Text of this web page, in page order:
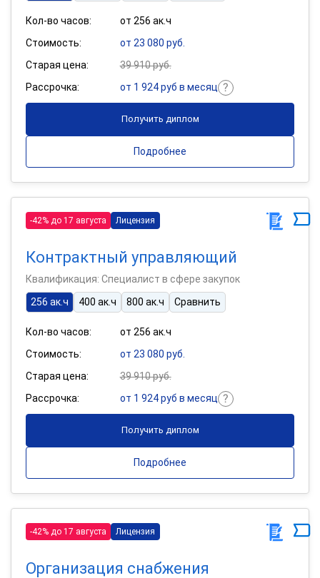
Кол-во часов:
от 256 ак.ч
Стоимость:
от 23 080 руб.
Старая цена:
39 910 руб.
Рассрочка:
от 1 924 руб в месяц
Получить диплом
Подробнее
-42% до 17 августа Лицензия
Контрактный управляющий
Квалификация: Специалист в сфере закупок
256 ак.ч
400 ак.ч 800 ак.ч Сравнить
Кол-во часов:
от 256 ак.ч
Стоимость:
от 23 080 руб.
Старая цена:
39 910 руб.
Рассрочка:
от 1 924 руб в месяц
Получить диплом
Подробнее
-42% до 17 августа Лицензия
Организация снабжения